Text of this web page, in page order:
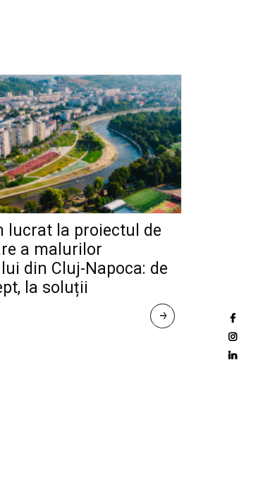
lucrat la proiectul de
a malurilor
din Cluj-Napoca: de
la soluții
R